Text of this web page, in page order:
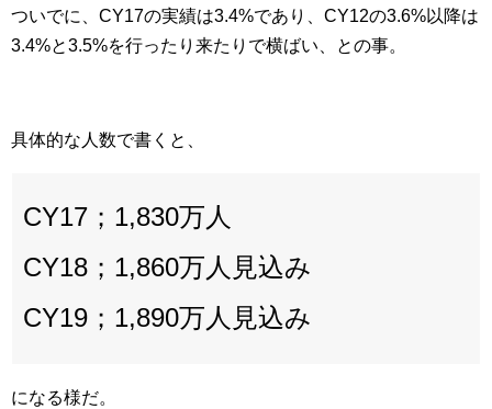
ついでに、CY17の実績は3.4%であり、CY12の3.6%以降は
3.4%と3.5%を行ったり来たりで横ばい、との事。
具体的な人数で書くと、
CY17；1,830万人
CY18；1,860万人見込み
CY19；1,890万人見込み
になる様だ。